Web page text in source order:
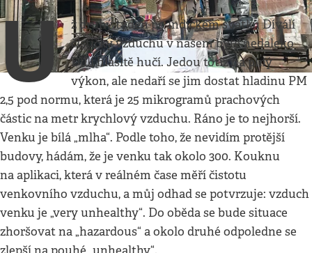
U
ž druhý týden po indickém svátku Díválí
čističky vzduchu v našem bytě nedaleko
Dillí hlasitě hučí. Jedou totiž na plný
výkon, ale nedaří se jim dostat hladinu PM
2,5 pod normu, která je 25 mikrogramů prachových
částic na metr krychlový vzduchu. Ráno je to nejhorší.
Venku je bílá „mlha“. Podle toho, že nevidím protější
budovy, hádám, že je venku tak okolo 300. Kouknu
na aplikaci, která v reálném čase měří čistotu
venkovního vzduchu, a můj odhad se potvrzuje: vzduch
venku je „very unhealthy“. Do oběda se bude situace
zhoršovat na „hazardous“ a okolo druhé odpoledne se